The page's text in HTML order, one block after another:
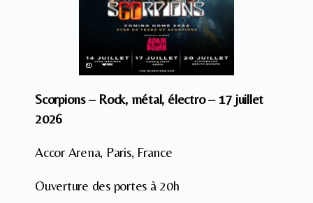
Scorpions – Rock, métal, électro – 17 juillet
2026
Accor Arena, Paris, France
Ouverture des portes à 20h